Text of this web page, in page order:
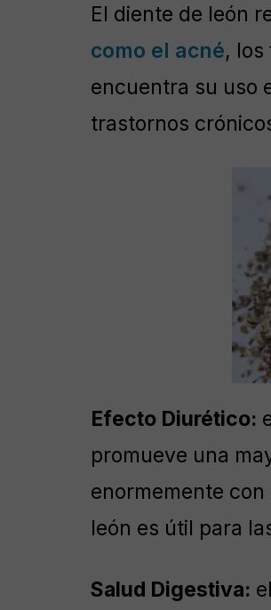
El diente de león
como el acné, los
encuentra su uso
trastornos
Efecto Diurético:
promueve una
enormemente
león es útil para
Salud Digestiva: